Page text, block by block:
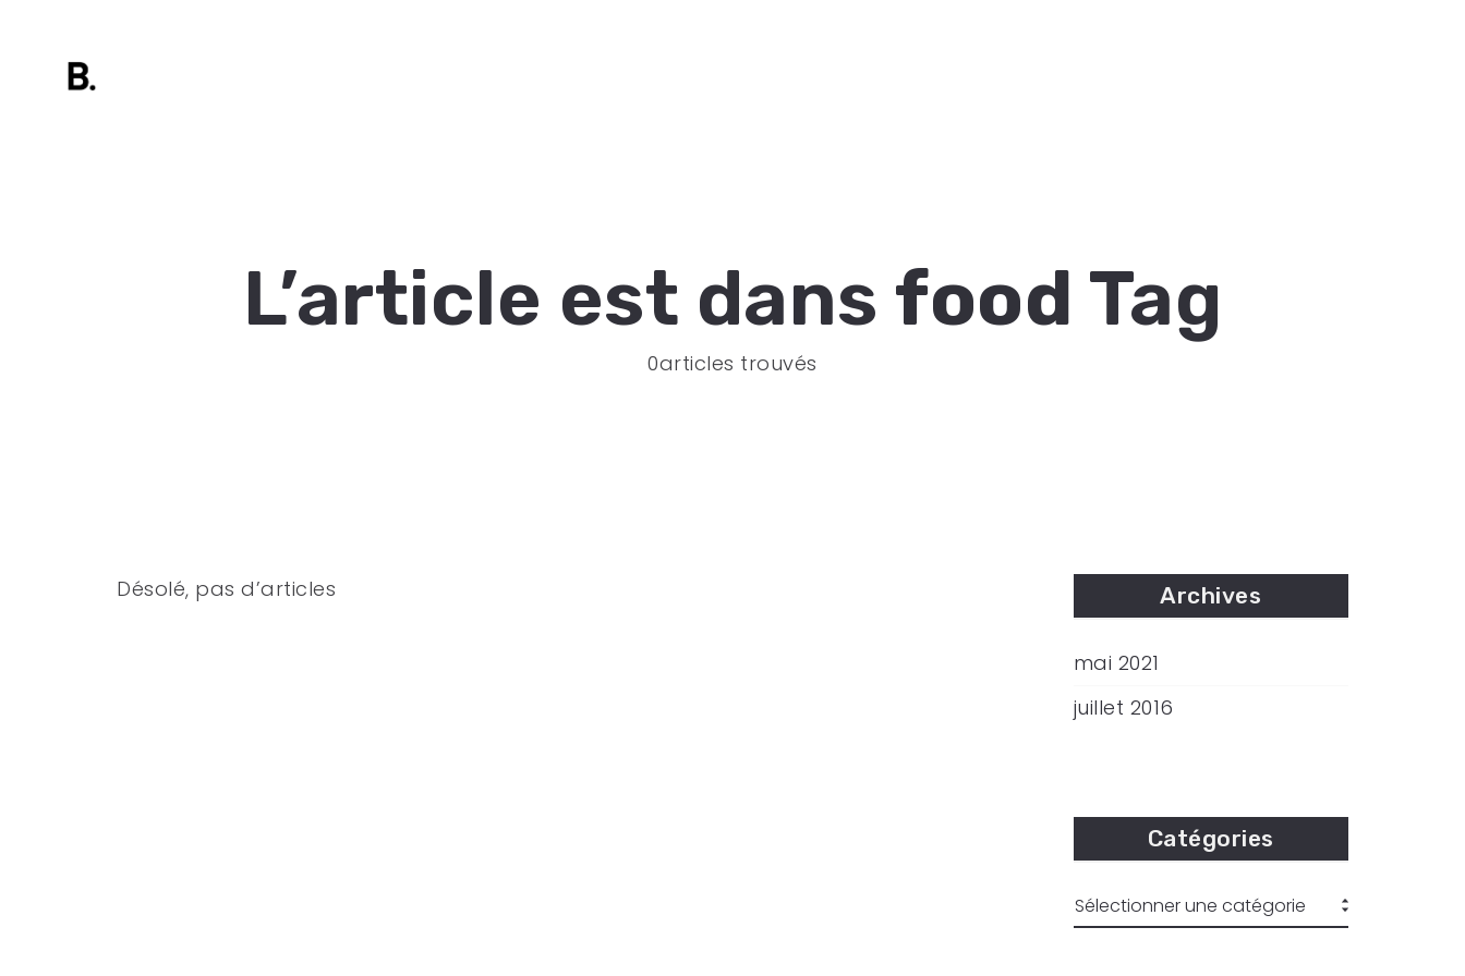
L’article est dans food Tag
0articles trouvés
Désolé, pas d’articles Archives
mai 2021
juillet 2016
Catégories